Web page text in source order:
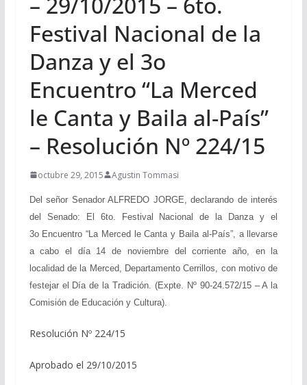
Festival Nacional de la
Danza y el 3o
Encuentro “La Merced
le Canta y Baila al-País”
– Resolución Nº 224/15
octubre 29, 2015 Agustin Tommasi
Del señor Senador ALFREDO JORGE, declarando de interés
del Senado: El 6to. Festival Nacional de la Danza y el
3oEncuentro “La Merced le Canta y Baila al-País”, a llevarse
a cabo el día 14 de noviembre del corriente año, en la
localidad de la Merced, Departamento Cerrillos, con motivo de
festejar el Día de la Tradición. (Expte. Nº 90-24.572/15 – A la
Comisión de Educación y Cultura).
Resolución Nº 224/15
Aprobado el 29/10/2015